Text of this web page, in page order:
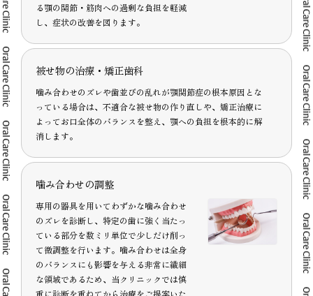
る顎の関節・筋肉への過剰な負担を軽減
し、症状の改善を図ります。
被せ物の治療・矯正歯科
噛み合わせのズレや歯並びの乱れが顎関節症の根本原因とな
っている場合は、不適合な被せ物の作り直しや、矯正治療に
よってお口全体のバランスを整え、顎への負担を根本的に解
消します。
噛み合わせの調整
専用の器具を用いてわずかな噛み合わせ
のズレを診断し、特定の歯に強く当たっ
ている部分を数ミリ単位で少しだけ削っ
て微調整を行います。噛み合わせは全身
のバランスにも影響を与える非常に繊細
な領域であるため、当クリニックでは慎
重に診断を重ねてから治療をご提案いた